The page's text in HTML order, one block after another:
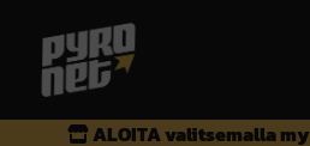
content
ALOITA valitsemalla